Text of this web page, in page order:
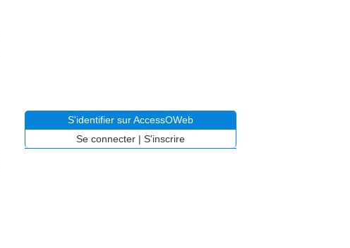
S'identifier sur AccessOWeb
Se connecter | S'inscrire